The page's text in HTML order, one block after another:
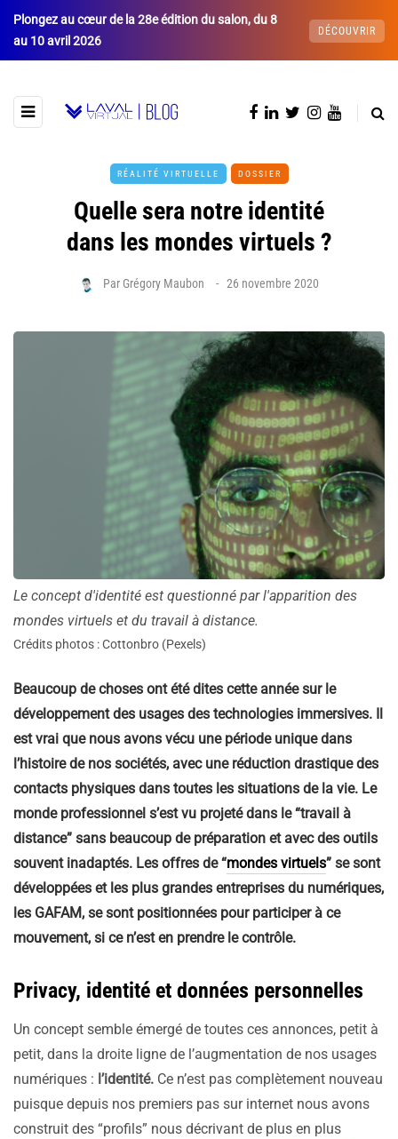
Plongez au cœur de la 28e édition du salon, du 8
au 10 avril 2026
DÉCOUVRIR
RÉALITÉ VIRTUELLE DOSSIER
Quelle sera notre identité
dans les mondes virtuels ?
Par Grégory Maubon 26 novembre 2020
Le concept d'identité est questionné par l'apparition des
mondes virtuels et du travail à distance.
Crédits photos : Cottonbro (Pexels)
Beaucoup de choses ont été dites cette année sur le
développement des usages des technologies immersives. Il
est vrai que nous avons vécu une période unique dans
l’histoire de nos sociétés, avec une réduction drastique des
contacts physiques dans toutes les situations de la vie. Le
monde professionnel s’est vu projeté dans le “travail à
distance” sans beaucoup de préparation et avec des outils
souvent inadaptés. Les offres de “mondes virtuels” se sont
développées et les plus grandes entreprises du numériques,
les GAFAM, se sont positionnées pour participer à ce
mouvement, si ce n’est en prendre le contrôle.
Privacy, identité et données personnelles
Un concept semble émergé de toutes ces annonces, petit à
petit, dans la droite ligne de l’augmentation de nos usages
numériques : l’identité. Ce n’est pas complètement nouveau
puisque depuis nos premiers pas sur internet nous avons
construit des “profils” nous décrivant de plus en plus